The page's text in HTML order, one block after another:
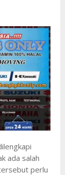
ada salah
perlu